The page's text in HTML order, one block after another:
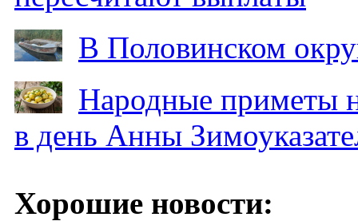
В Половинском
Народные приметы
в день Анны
Хорошие новости: